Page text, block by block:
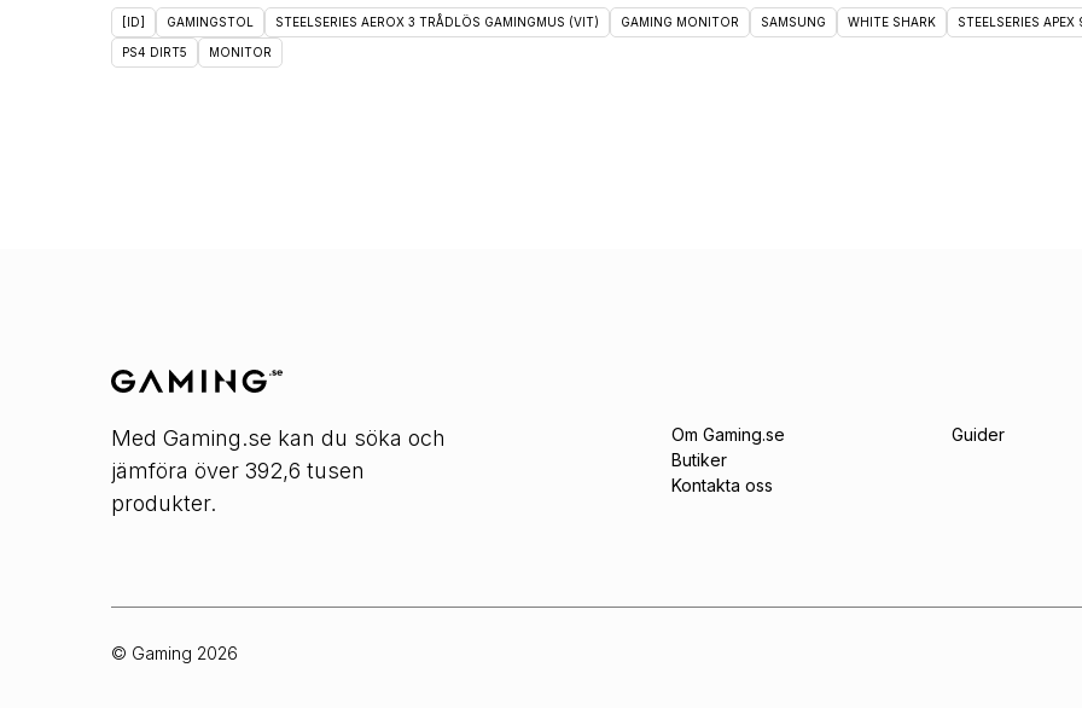
[ID] GAMINGSTOL STEELSERIES AEROX 3 TRÅDLÖS GAMINGMUS (VIT) GAMING MONITOR SAMSUNG WHITE SHARK STEELSERIES
PS4 DIRT5 MONITOR
Med Gaming.se kan du söka och
jämföra över 392,6 tusen
produkter.
Om Gaming.se
Butiker
Kontakta oss
Guider
© Gaming 2026